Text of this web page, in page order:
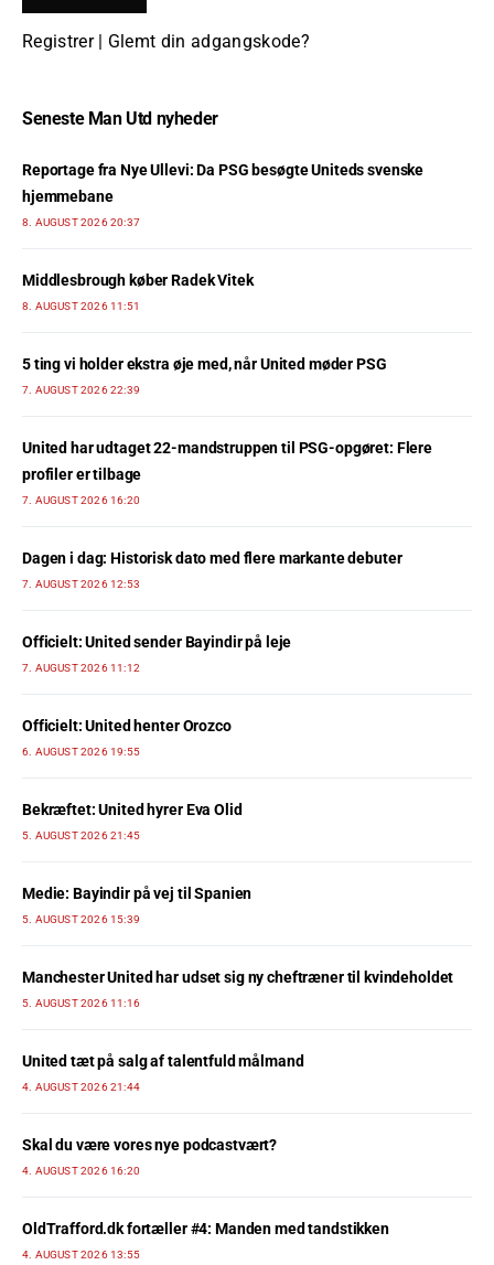
Registrer| Glemt din adgangskode?
Seneste Man Utd nyheder
Reportage fra Nye Ullevi: Da PSG besøgte Uniteds svenske
hjemmebane
8. AUGUST 2026 20:37
Middlesbrough køber Radek Vitek
8. AUGUST 2026 11:51
5 ting vi holder ekstra øje med, når United møder PSG
7. AUGUST 2026 22:39
United har udtaget 22-mandstruppen til PSG-opgøret: Flere
profiler er tilbage
7. AUGUST 2026 16:20
Dagen i dag: Historisk dato med flere markante debuter
7. AUGUST 2026 12:53
Officielt: United sender Bayindir på leje
7. AUGUST 2026 11:12
Officielt: United henter Orozco
6. AUGUST 2026 19:55
Bekræftet: United hyrer Eva Olid
5. AUGUST 2026 21:45
Medie: Bayindir på vej til Spanien
5. AUGUST 2026 15:39
Manchester United har udset sig ny cheftræner til kvindeholdet
5. AUGUST 2026 11:16
United tæt på salg af talentfuld målmand
4. AUGUST 2026 21:44
Skal du være vores nye podcastvært?
4. AUGUST 2026 16:20
OldTrafford.dk fortæller #4: Manden med tandstikken
4. AUGUST 2026 13:55